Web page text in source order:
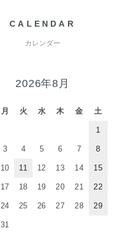
CALENDAR
カレンダー
2026年8月
月 火 水 木 金 土
1
3 4 5 6 7 8
10 11 12 13 14 15
17 18 19 20 21 22
24 25 26 27 28 29
31